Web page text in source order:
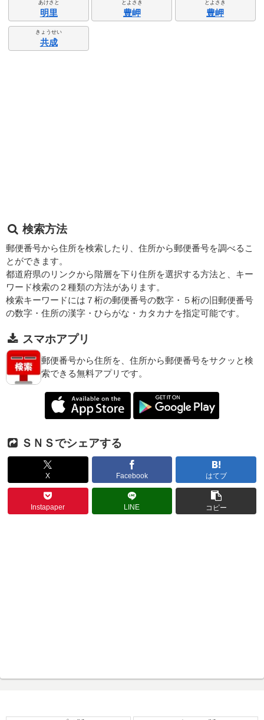
あけさと
明里
とよさき
豊岬
とよさき
豊岬
きょうせい
共成
検索方法
郵便番号から住所を検索したり、住所から郵便番号を調べるこ
とができます。
都道府県のリンクから階層を下り住所を選択する方法と、キー
ワード検索の２種類の方法があります。
検索キーワードには７桁の郵便番号の数字・５桁の旧郵便番号
の数字・住所の漢字・ひらがな・カタカナを指定可能です。
スマホアプリ
郵便番号から住所を、住所から郵便番号をサクッと検
索できる無料アプリです。
ＳＮＳでシェアする
X Facebook はてブ
Instapaper LINE コピー